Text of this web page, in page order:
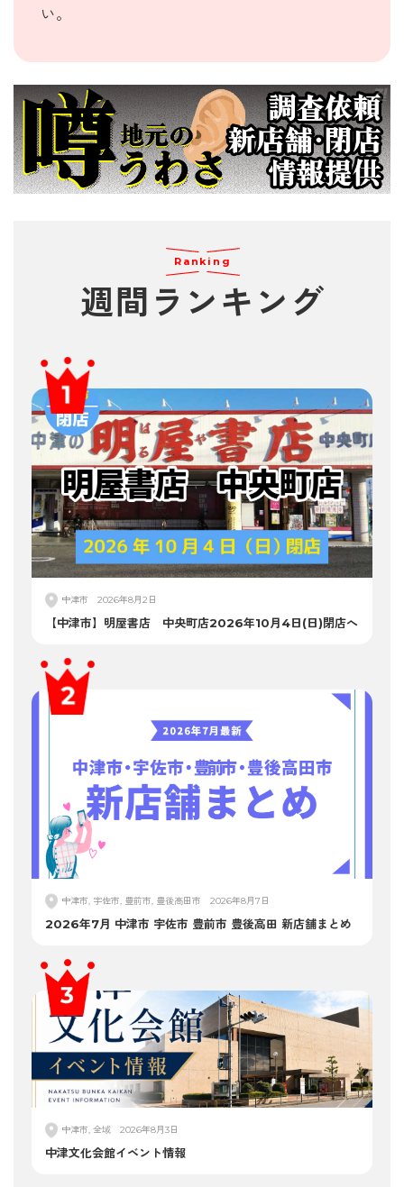
い。
Ranking
週間 ランキング
中津市 2026年8月2日
【中津市】明屋書店 中央町店2026年10月4日(日)閉店へ
中津市, 宇佐市, 豊前市, 豊後高田市 2026年8月7日
2026年7月 中津市 宇佐市 豊前市 豊後高田 新店舗まとめ
中津市, 全域 2026年8月3日
中津文化会館イベント情報